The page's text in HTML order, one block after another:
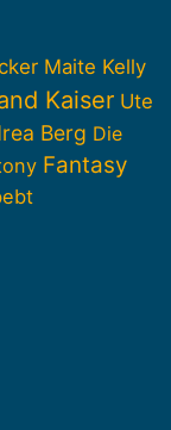
Maite Kelly
Kaiser Ute
Berg Die
Fantasy